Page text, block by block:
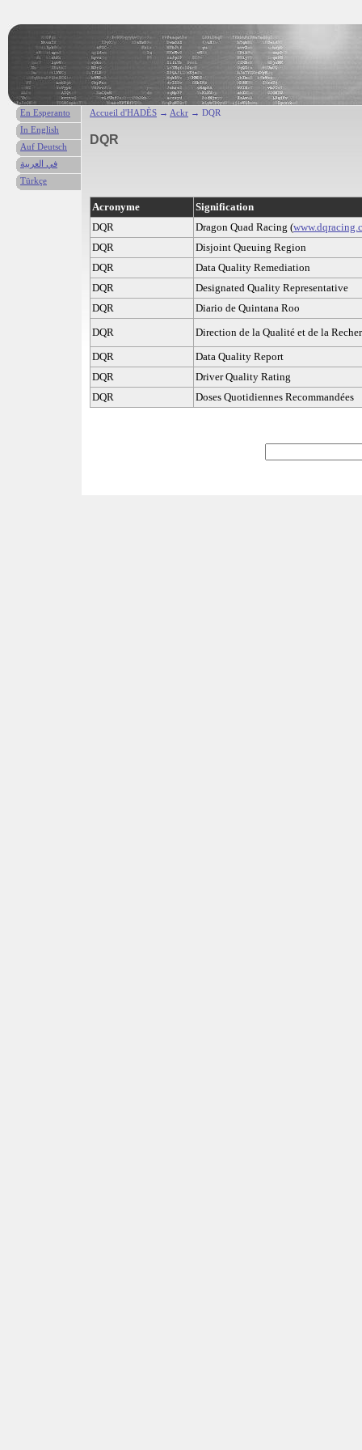
Accueil d'HADÈS → Ackr → DQR
DQR
Acronyme
Signification
DQR
Dragon Quad Racing (
DQR
Disjoint Queuing Region
DQR
Data Quality Remediation
DQR
Designated Quality Representative
DQR
Diario de Quintana Roo
DQR
Direction de la Qualité et de la
DQR
Data Quality Report
DQR
Driver Quality Rating
DQR
Doses Quotidiennes Recommandées
En Esperanto
In English
Auf Deutsch
في العربية
Türkçe